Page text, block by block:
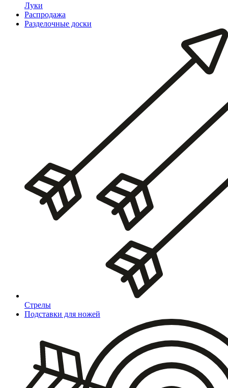
Луки
Распродажа
Разделочные доски
Стрелы
Подставки для ножей